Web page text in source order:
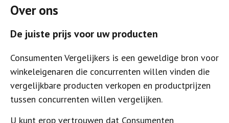
Over ons
De juiste prijs voor uw producten
Consumenten Vergelijkers is een geweldige bron voor
winkeleigenaren die concurrenten willen vinden die
vergelijkbare producten verkopen en productprijzen
tussen concurrenten willen vergelijken.
U kunt erop vertrouwen dat Consumenten